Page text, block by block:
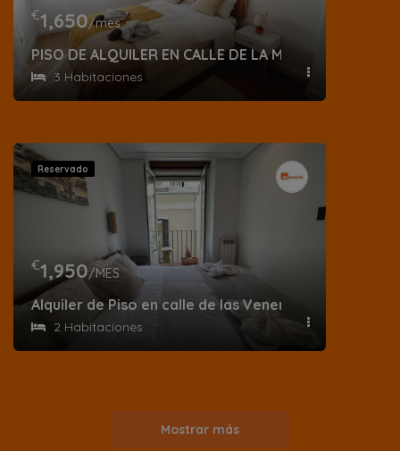
€1,650/mes
PISO DE ALQUILER EN CALLE DE LA MARROQUINA
3 Habitaciones
Reservado
€1,950/MES
Alquiler de Piso en calle de las Veneras
2 Habitaciones
Mostrar más